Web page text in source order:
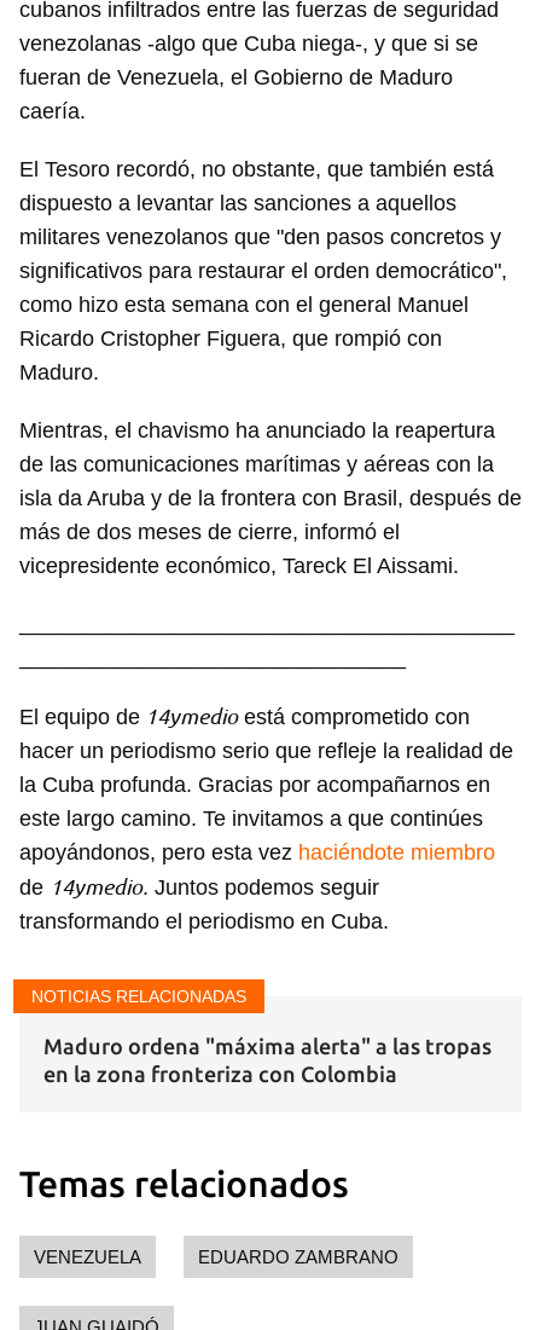
cubanos infiltrados entre las fuerzas de seguridad
venezolanas -algo que Cuba niega-, y que si se
fueran de Venezuela, el Gobierno de Maduro
caería.
El Tesoro recordó, no obstante, que también está
dispuesto a levantar las sanciones a aquellos
militares venezolanos que "den pasos concretos y
significativos para restaurar el orden democrático",
como hizo esta semana con el general Manuel
Ricardo Cristopher Figuera, que rompió con
Maduro.
Mientras, el chavismo ha anunciado la reapertura
de las comunicaciones marítimas y aéreas con la
isla da Aruba y de la frontera con Brasil, después de
más de dos meses de cierre, informó el
vicepresidente económico, Tareck El Aissami.
El equipo de 14ymedioestá comprometido con
hacer un periodismo serio que refleje la realidad de
la Cuba profunda. Gracias por acompañarnos en
este largo camino. Te invitamos a que continúes
apoyándonos, pero esta vez haciéndote miembro
de 14ymedio. Juntos podemos seguir
transformando el periodismo en Cuba.
NOTICIAS RELACIONADAS
Maduro ordena "máxima alerta" a las tropas
en la zona fronteriza con Colombia
Temas relacionados
VENEZUELA EDUARDO ZAMBRANO